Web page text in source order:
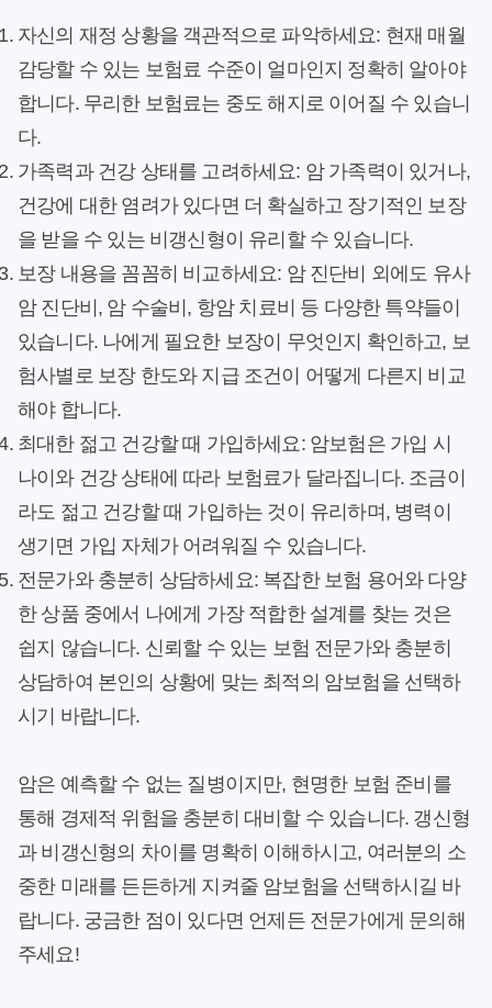
자신의 재정 상황을 객관적으로 파악하세요: 현재 매월
감당할 수 있는 보험료 수준이 얼마인지 정확히 알아야
합니다. 무리한 보험료는 중도 해지로 이어질 수 있습니
다.
가족력과 건강 상태를 고려하세요: 암 가족력이 있거나,
건강에 대한 염려가 있다면 더 확실하고 장기적인 보장
을 받을 수 있는 비갱신형이 유리할 수 있습니다.
보장 내용을 꼼꼼히 비교하세요: 암 진단비 외에도 유사
암 진단비, 암 수술비, 항암 치료비 등 다양한 특약들이
있습니다. 나에게 필요한 보장이 무엇인지 확인하고, 보
험사별로 보장 한도와 지급 조건이 어떻게 다른지 비교
해야 합니다.
최대한 젊고 건강할 때 가입하세요:암보험은 가입 시
나이와 건강 상태에 따라 보험료가 달라집니다. 조금이
라도 젊고 건강할 때 가입하는 것이 유리하며, 병력이
생기면 가입 자체가 어려워질 수 있습니다.
전문가와 충분히 상담하세요: 복잡한 보험 용어와 다양
한 상품 중에서 나에게 가장 적합한 설계를 찾는 것은
쉽지 않습니다. 신뢰할 수 있는 보험 전문가와 충분히
상담하여 본인의 상황에 맞는 최적의 암보험을 선택하
시기 바랍니다.
암은 예측할 수 없는 질병이지만, 현명한 보험 준비를
통해 경제적 위험을 충분히 대비할 수 있습니다. 갱신형
과 비갱신형의 차이를 명확히 이해하시고, 여러분의 소
중한 미래를 든든하게 지켜줄 암보험을 선택하시길 바
랍니다. 궁금한 점이 있다면 언제든 전문가에게 문의해
주세요!